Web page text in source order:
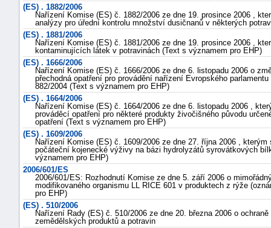
(ES) . 1882/2006
Nařízení Komise (ES) č. 1882/2006 ze dne 19. prosince 2006 ,
analýzy pro úřední kontrolu množství dusičnanů v některých
(ES) . 1881/2006
Nařízení Komise (ES) č. 1881/2006 ze dne 19. prosince 2006 ,
kontaminujících látek v potravinách (Text s významem pro EHP)
(ES) . 1666/2006
Nařízení Komise (ES) č. 1666/2006 ze dne 6. listopadu 2006 o
přechodná opatření pro provádění nařízení Evropského
882/2004 (Text s významem pro EHP)
(ES) . 1664/2006
Nařízení Komise (ES) č. 1664/2006 ze dne 6. listopadu 2006 ,
prováděcí opatření pro některé produkty živočišného původu
opatření (Text s významem pro EHP)
(ES) . 1609/2006
Nařízení Komise (ES) č. 1609/2006 ze dne 27. října 2006 ,
počáteční kojenecké výživy na bázi hydrolyzátů syrovátkových
významem pro EHP)
2006/601/ES
2006/601/ES: Rozhodnutí Komise ze dne 5. září 2006 o
modifikovaného organismu LL RICE 601 v produktech z rýže
pro EHP)
(ES) . 510/2006
Nařízení Rady (ES) č. 510/2006 ze dne 20. března 2006 o
zemědělských produktů a potravin